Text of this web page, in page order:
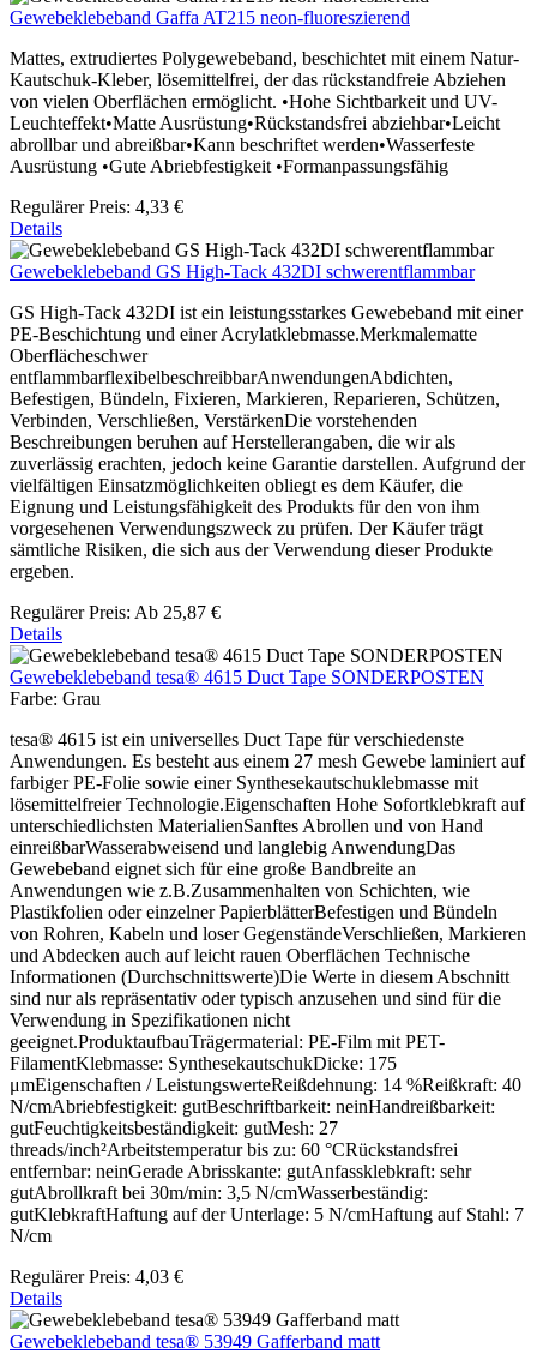
Gewebeklebeband Gaffa AT215 neon-fluoreszierend
Mattes, extrudiertes Polygewebeband, beschichtet mit einem Natur-
Kautschuk-Kleber, lösemittelfrei, der das rückstandfreie Abziehen
von vielen Oberflächen ermöglicht. •Hohe Sichtbarkeit und UV-
Leuchteffekt•Matte Ausrüstung•Rückstandsfrei abziehbar•Leicht
abrollbar und abreißbar•Kann beschriftet werden•Wasserfeste
Ausrüstung •Gute Abriebfestigkeit •Formanpassungsfähig
Regulärer Preis: 4,33 €
Details
Gewebeklebeband GS High-Tack 432DI schwerentflammbar
GS High-Tack 432DI ist ein leistungsstarkes Gewebeband mit einer
PE-Beschichtung und einer Acrylatklebmasse.Merkmalematte
Oberflächeschwer
entflammbarflexibelbeschreibbarAnwendungenAbdichten,
Befestigen, Bündeln, Fixieren, Markieren, Reparieren, Schützen,
Verbinden, Verschließen, VerstärkenDie vorstehenden
Beschreibungen beruhen auf Herstellerangaben, die wir als
zuverlässig erachten, jedoch keine Garantie darstellen. Aufgrund der
vielfältigen Einsatzmöglichkeiten obliegt es dem Käufer, die
Eignung und Leistungsfähigkeit des Produkts für den von ihm
vorgesehenen Verwendungszweck zu prüfen. Der Käufer trägt
sämtliche Risiken, die sich aus der Verwendung dieser Produkte
ergeben.
Regulärer Preis: Ab 25,87 €
Details
Gewebeklebeband tesa® 4615 Duct Tape SONDERPOSTEN
Farbe: Grau
tesa® 4615 ist ein universelles Duct Tape für verschiedenste
Anwendungen. Es besteht aus einem 27 mesh Gewebe laminiert auf
farbiger PE-Folie sowie einer Synthesekautschuklebmasse mit
lösemittelfreier Technologie.Eigenschaften Hohe Sofortklebkraft auf
unterschiedlichsten MaterialienSanftes Abrollen und von Hand
einreißbarWasserabweisend und langlebig AnwendungDas
Gewebeband eignet sich für eine große Bandbreite an
Anwendungen wie z.B.Zusammenhalten von Schichten, wie
Plastikfolien oder einzelner PapierblätterBefestigen und Bündeln
von Rohren, Kabeln und loser GegenständeVerschließen, Markieren
und Abdecken auch auf leicht rauen Oberflächen Technische
Informationen (Durchschnittswerte)Die Werte in diesem Abschnitt
sind nur als repräsentativ oder typisch anzusehen und sind für die
Verwendung in Spezifikationen nicht
geeignet.ProduktaufbauTrägermaterial: PE-Film mit PET-
FilamentKlebmasse: SynthesekautschukDicke: 175
μmEigenschaften / LeistungswerteReißdehnung: 14 %Reißkraft: 40
N/cmAbriebfestigkeit: gutBeschriftbarkeit: neinHandreißbarkeit:
gutFeuchtigkeitsbeständigkeit: gutMesh: 27
threads/inch²Arbeitstemperatur bis zu: 60 °CRückstandsfrei
entfernbar: neinGerade Abrisskante: gutAnfassklebkraft: sehr
gutAbrollkraft bei 30m/min: 3,5 N/cmWasserbeständig:
gutKlebkraftHaftung auf der Unterlage: 5 N/cmHaftung auf Stahl: 7
N/cm
Regulärer Preis: 4,03 €
Details
Gewebeklebeband tesa® 53949 Gafferband matt